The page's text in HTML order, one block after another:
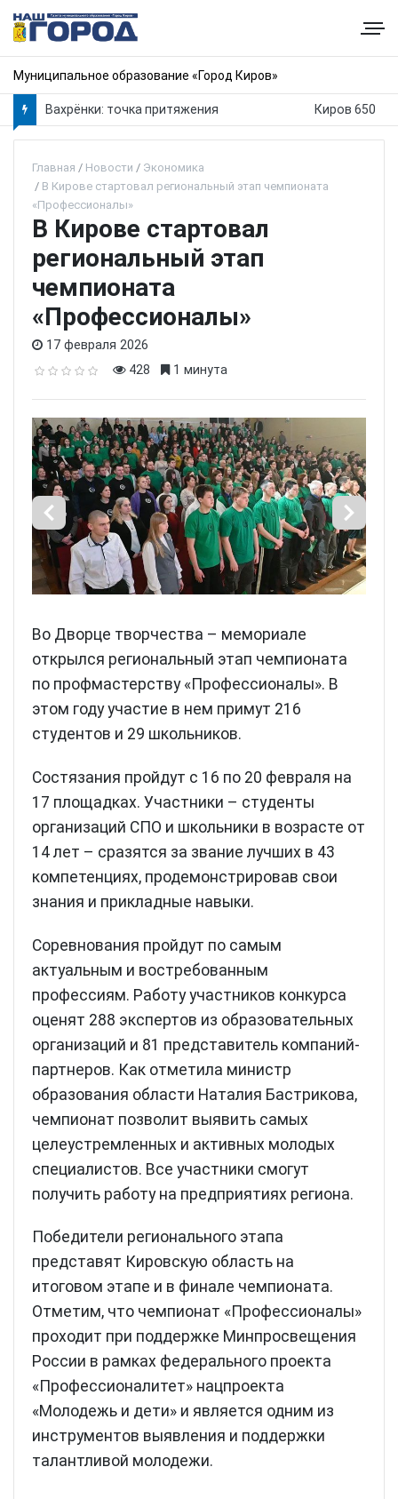
Муниципальное образование «Город Киров»
Вахрёнки: точка притяжения Киров 650
Главная Новости
Экономика
В Кирове стартовал региональный этап чемпионата
«Профессионалы»
В Кирове стартовал
региональный этап
чемпионата
«Профессионалы»
17 февраля 2026
428
1 минута
Во Дворце творчества – мемориале
открылся региональный этап чемпионата
по профмастерству «Профессионалы». В
этом году участие в нем примут 216
студентов и 29 школьников.
Состязания пройдут с 16 по 20 февраля на
17 площадках. Участники – студенты
организаций СПО и школьники в возрасте от
14 лет – сразятся за звание лучших в 43
компетенциях, продемонстрировав свои
знания и прикладные навыки.
Соревнования пройдут по самым
актуальным и востребованным
профессиям. Работу участников конкурса
оценят 288 экспертов из образовательных
организаций и 81 представитель компаний-
партнеров. Как отметила министр
образования области Наталия Бастрикова,
чемпионат позволит выявить самых
целеустремленных и активных молодых
специалистов. Все участники смогут
получить работу на предприятиях региона.
Победители регионального этапа
представят Кировскую область на
итоговом этапе и в финале чемпионата.
Отметим, что чемпионат «Профессионалы»
проходит при поддержке Минпросвещения
России в рамках федерального проекта
«Профессионалитет» нацпроекта
«Молодежь и дети» и является одним из
инструментов выявления и поддержки
талантливой молодежи.